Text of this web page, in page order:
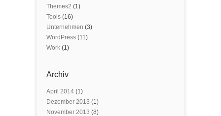
Themes2 (1)
Tools (16)
Unternehmen (3)
WordPress (11)
Work (1)
Archiv
April 2014 (1)
Dezember 2013 (1)
November 2013 (8)